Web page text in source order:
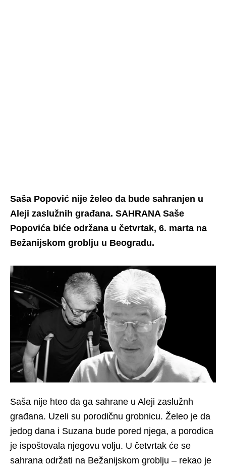
Saša Popović nije želeo da bude sahranjen u
Aleji zaslužnih građana. SAHRANA Saše
Popovića biće održana u četvrtak, 6. marta na
Bežanijskom groblju u Beogradu.
Saša nije hteo da ga sahrane u Aleji zaslužnh
građana. Uzeli su porodičnu grobnicu. Želeo je da
jedog dana i Suzana bude pored njega, a porodica
je ispoštovala njegovu volju. U četvrtak će se
sahrana održati na Bežanijskom groblju – rekao je